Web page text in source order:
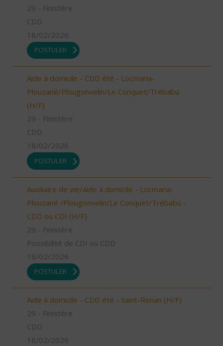
29 - Finistère
CDD
18/02/2026
POSTULER
Aide à domicile - CDD été - Locmaria-
Plouzané/Plougonvelin/Le Conquet/Trébabu
(H/F)
29 - Finistère
CDD
18/02/2026
POSTULER
Auxiliaire de vie/aide à domicile - Locmaria-
Plouzané /Plougonvelin/Le Conquet/Trébabu -
CDD ou CDI (H/F)
29 - Finistère
Possibilité de CDI ou CDD
18/02/2026
POSTULER
Aide à domicile - CDD été - Saint-Renan (H/F)
29 - Finistère
CDD
18/02/2026